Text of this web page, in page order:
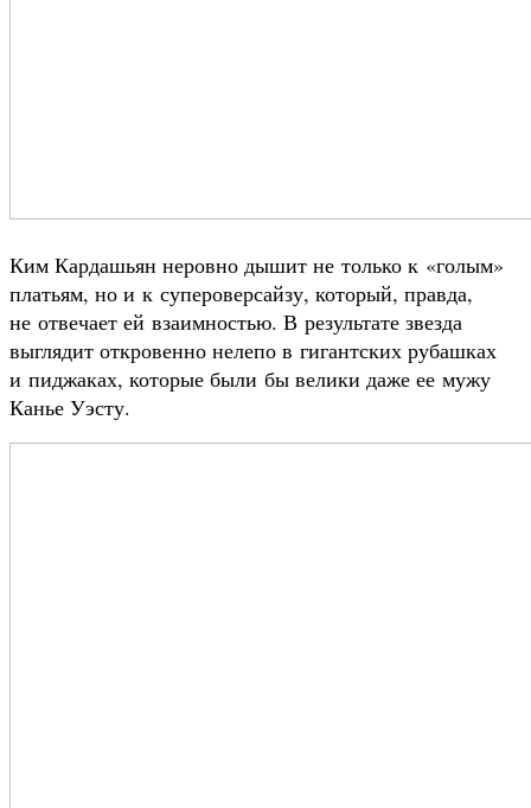
Ким Кардашьян неровно дышит не только к «голым»
платьям, но и к супероверсайзу, который, правда,
не отвечает ей взаимностью. В результате звезда
выглядит откровенно нелепо в гигантских рубашках
и пиджаках, которые были бы велики даже ее мужу
Канье Уэсту.